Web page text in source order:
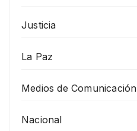
Justicia
La Paz
Medios de Comunicación
Nacional